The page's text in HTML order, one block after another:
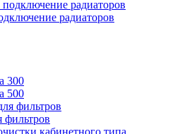
радиаторов
300
500
фильтров